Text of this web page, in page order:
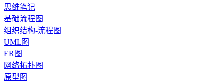
思维笔记
基础流程图
组织结构-流程图
UML图
ER图
网络拓扑图
原型图